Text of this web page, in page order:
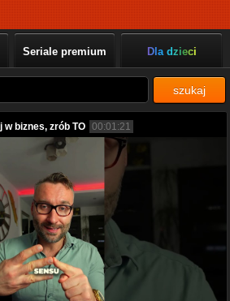
Seriale premium Dla dzieci
szukaj
biznes, zrób TO 00:01:21